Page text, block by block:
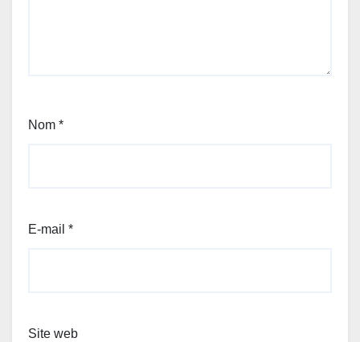
Nom *
E-mail *
Site web